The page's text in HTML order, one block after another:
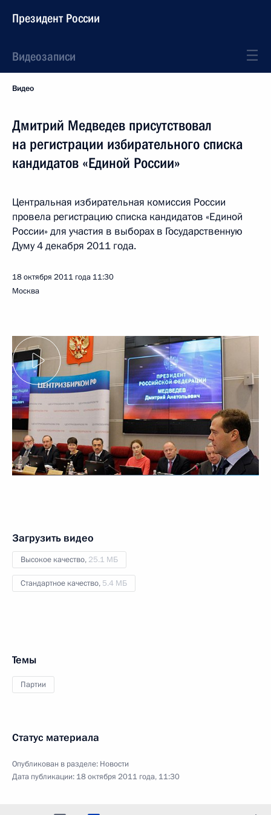
Президент России
Видеозаписи
Видео
Дмитрий Медведев присутствовал
на регистрации избирательного списка
кандидатов «Единой России»
Центральная избирательная комиссия России
провела регистрацию списка кандидатов «Единой
России» для участия в выборах в Государственную
Думу 4 декабря 2011 года.
18 октября 2011 года 11:30
Москва
Загрузить видео
Высокое качество, 25.1 МБ
Стандартное качество, 5.4 МБ
Темы
Партии
Статус материала
Опубликован в разделе: Новости
Дата публикации: 18 октября 2011 года, 11:30